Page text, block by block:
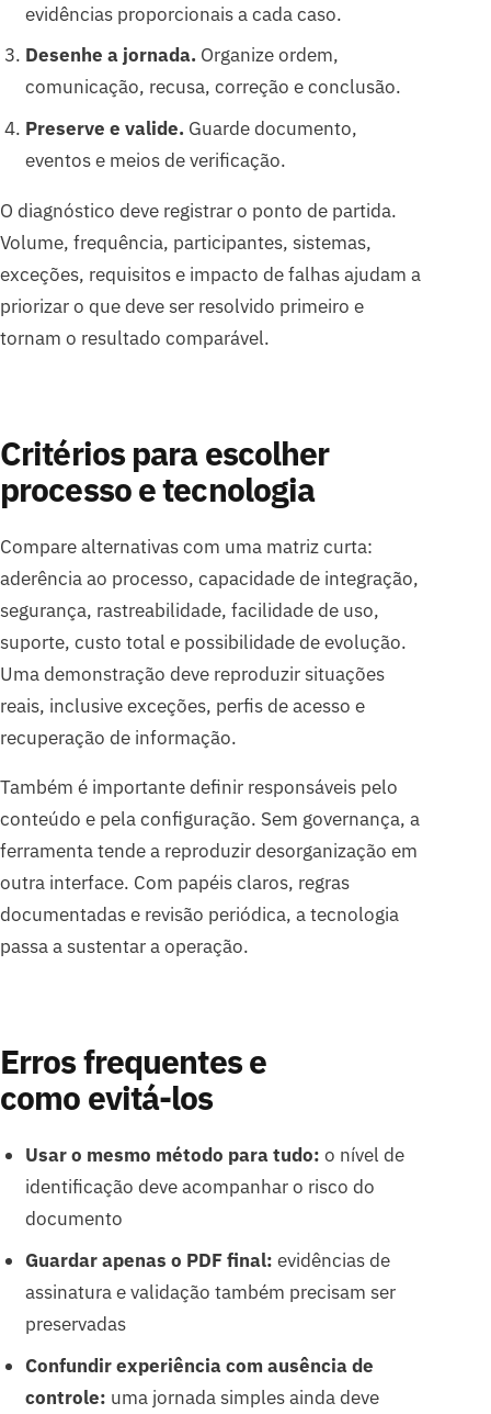
evidências proporcionais a cada caso.
Desenhe a jornada. Organize ordem,
comunicação, recusa, correção e conclusão.
Preserve e valide. Guarde documento,
eventos e meios de verificação.
O diagnóstico deve registrar o ponto de partida.
Volume, frequência, participantes, sistemas,
exceções, requisitos e impacto de falhas ajudam a
priorizar o que deve ser resolvido primeiro e
tornam o resultado comparável.
Critérios para escolher
processo e tecnologia
Compare alternativas com uma matriz curta:
aderência ao processo, capacidade de integração,
segurança, rastreabilidade, facilidade de uso,
suporte, custo total e possibilidade de evolução.
Uma demonstração deve reproduzir situações
reais, inclusive exceções, perfis de acesso e
recuperação de informação.
Também é importante definir responsáveis pelo
conteúdo e pela configuração. Sem governança, a
ferramenta tende a reproduzir desorganização em
outra interface. Com papéis claros, regras
documentadas e revisão periódica, a tecnologia
passa a sustentar a operação.
Erros frequentes e
como evitá-los
Usar o mesmo método para tudo: o nível de
identificação deve acompanhar o risco do
documento
Guardar apenas o PDF final: evidências de
assinatura e validação também precisam ser
preservadas
Confundir experiência com ausência de
controle: uma jornada simples ainda deve